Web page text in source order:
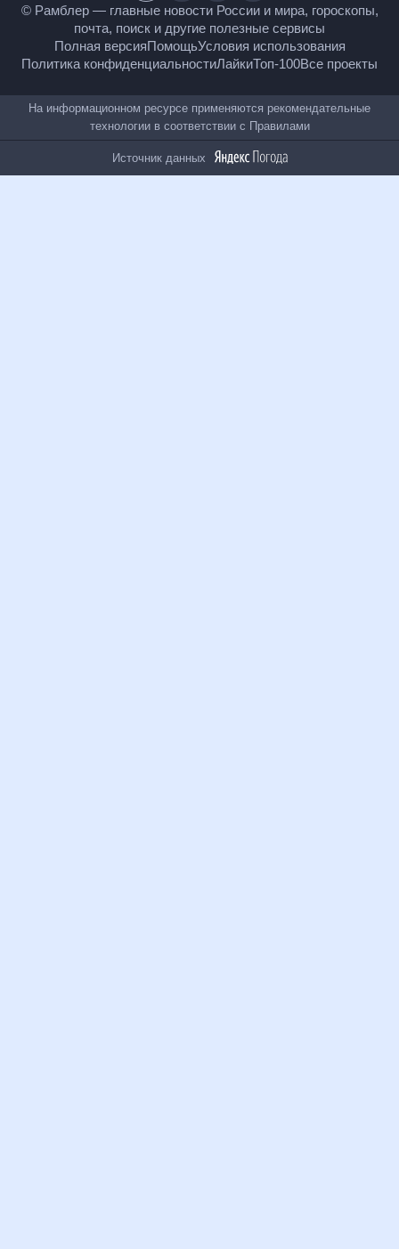
© Рамблер — главные новости России и мира,
гороскопы, почта, поиск и другие полезные сервисы
Полная версияПомощьУсловия использования
Политика конфиденциальностиЛайкиТоп-100
На информационном ресурсе применяются
рекомендательные технологии в соответствии сПравилами
Источник данных